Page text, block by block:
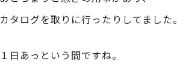
カタログを取りに行ったりしてました。
１日あっという間ですね。